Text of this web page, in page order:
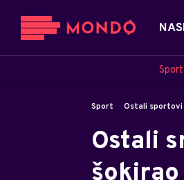
Sport Ostali sportovi
Ostali